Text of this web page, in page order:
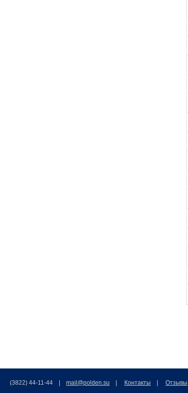
(3822) 44-11-44 | mail@polden.su Контакты Отзывы